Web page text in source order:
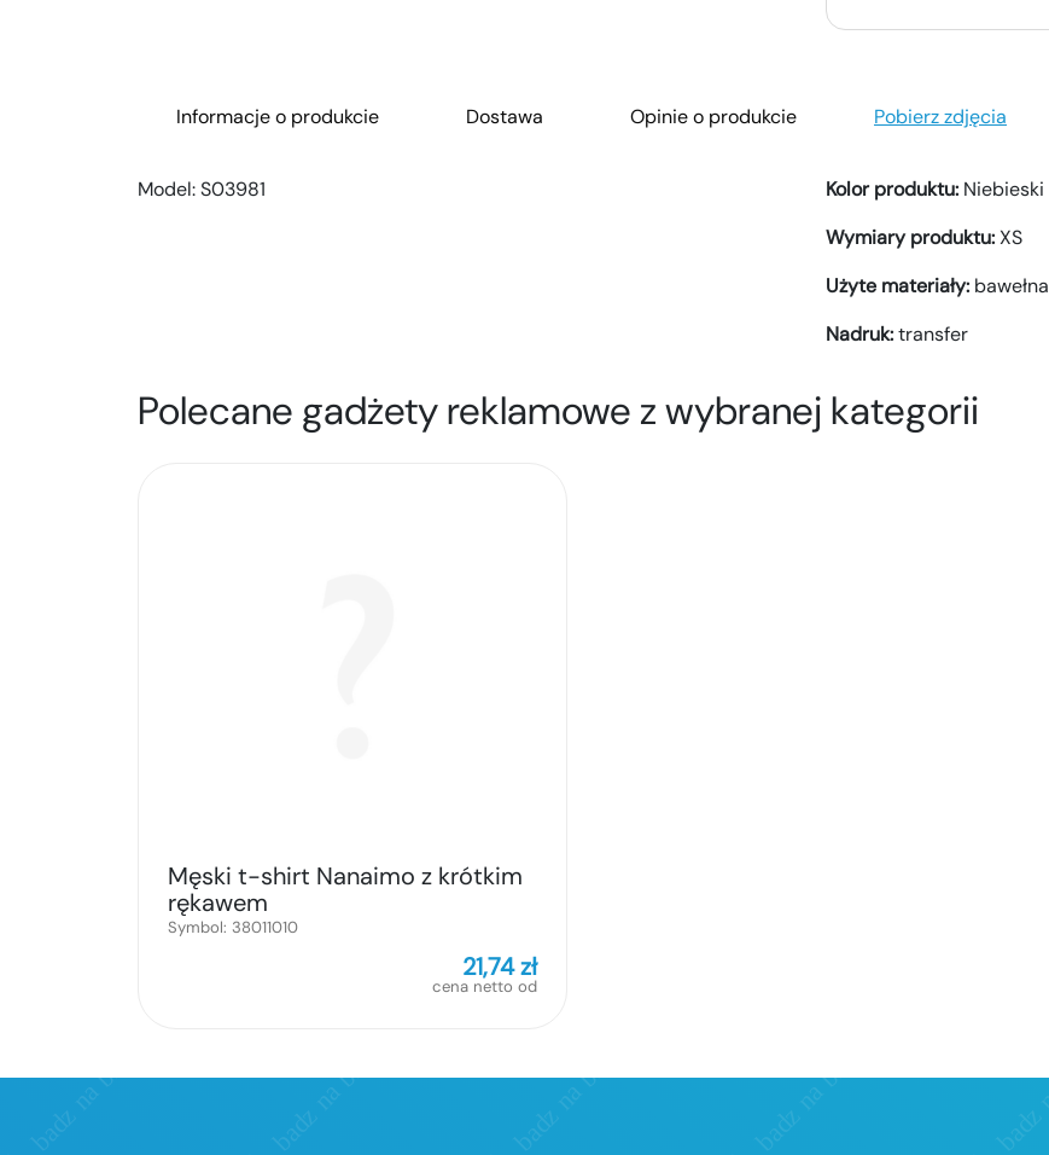
Informacje o produkcie Dostawa Opinie o produkcie Pobierz zdjęcia
Model:S03981 Kolor produktu: Niebieski
Wymiary produktu:XS
Użyte materiały: bawełna
Nadruk:transfer
Polecane gadżety reklamowe z wybranej kategorii
Męski t-shirt Nanaimo z krótkim
rękawem
Symbol: 38011010
21,74zł
cena netto od